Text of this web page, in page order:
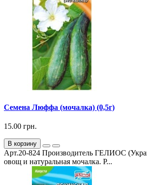
Семена Люффа (мочалка) (0,5г)
15.00 грн.
В корзину
Арт.20-824 Производитель ГЕЛИОС
овощ и натуральная мочалка. Р...